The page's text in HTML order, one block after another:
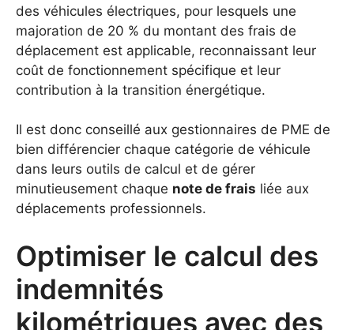
des véhicules électriques, pour lesquels une
majoration de 20 % du montant des frais de
déplacement est applicable, reconnaissant leur
coût de fonctionnement spécifique et leur
contribution à la transition énergétique.
Il est donc conseillé aux gestionnaires de PME de
bien différencier chaque catégorie de véhicule
dans leurs outils de calcul et de gérer
minutieusement chaque note de frais liée aux
déplacements professionnels.
Optimiser le calcul des
indemnités
kilométriques avec des